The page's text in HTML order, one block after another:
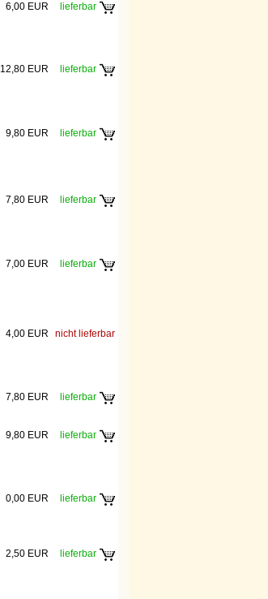
6,00 EUR lieferbar
12,80 EUR lieferbar
9,80 EUR lieferbar
7,80 EUR lieferbar
7,00 EUR lieferbar
4,00 EUR nicht lieferbar
7,80 EUR lieferbar
9,80 EUR lieferbar
0,00 EUR lieferbar
2,50 EUR lieferbar